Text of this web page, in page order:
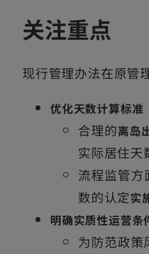
关注重点
现行管理办法在原管
优化天数计算标准
合理的离岛
实际居住天
流程监管
数的认定实
明确实质性运营条
为防范政策